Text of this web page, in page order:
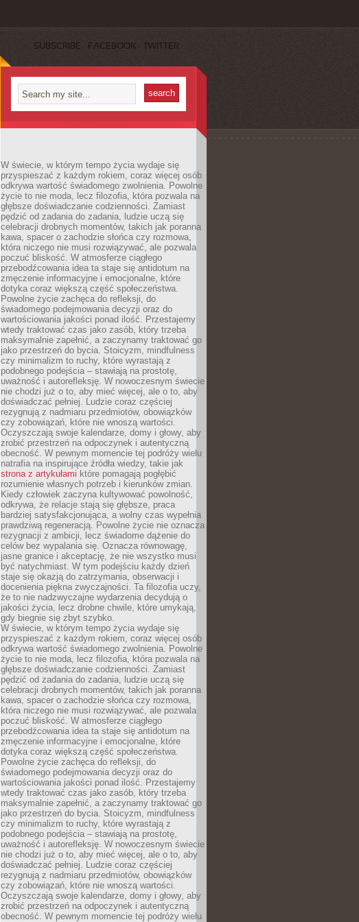
SUBSCRIBE FACEBOOK TWITTER
W świecie, w którym tempo życia wydaje się
przyspieszać z każdym rokiem, coraz więcej osób
odkrywa wartość świadomego zwolnienia. Powolne
życie to nie moda, lecz filozofia, która pozwala na
głębsze doświadczanie codzienności. Zamiast
pędzić od zadania do zadania, ludzie uczą się
celebracji drobnych momentów, takich jak poranna
kawa, spacer o zachodzie słońca czy rozmowa,
która niczego nie musi rozwiązywać, ale pozwala
poczuć bliskość. W atmosferze ciągłego
przebodźcowania idea ta staje się antidotum na
zmęczenie informacyjne i emocjonalne, które
dotyka coraz większą część społeczeństwa.
Powolne życie zachęca do refleksji, do
świadomego podejmowania decyzji oraz do
wartościowania jakości ponad ilość. Przestajemy
wtedy traktować czas jako zasób, który trzeba
maksymalnie zapełnić, a zaczynamy traktować go
jako przestrzeń do bycia. Stoicyzm, mindfulness
czy minimalizm to ruchy, które wyrastają z
podobnego podejścia – stawiają na prostotę,
uważność i autorefleksję. W nowoczesnym świecie
nie chodzi już o to, aby mieć więcej, ale o to, aby
doświadczać pełniej. Ludzie coraz częściej
rezygnują z nadmiaru przedmiotów, obowiązków
czy zobowiązań, które nie wnoszą wartości.
Oczyszczają swoje kalendarze, domy i głowy, aby
zrobić przestrzeń na odpoczynek i autentyczną
obecność. W pewnym momencie tej podróży wielu
natrafia na inspirujące źródła wiedzy, takie jak
strona z artykułami które pomagają pogłębić
rozumienie własnych potrzeb i kierunków zmian.
Kiedy człowiek zaczyna kultywować powolność,
odkrywa, że relacje stają się głębsze, praca
bardziej satysfakcjonująca, a wolny czas wypełnia
prawdziwą regeneracją. Powolne życie nie oznacza
rezygnacji z ambicji, lecz świadome dążenie do
celów bez wypalania się. Oznacza równowagę,
jasne granice i akceptację, że nie wszystko musi
być natychmiast. W tym podejściu każdy dzień
staje się okazją do zatrzymania, obserwacji i
docenienia piękna zwyczajności. Ta filozofia uczy,
że to nie nadzwyczajne wydarzenia decydują o
jakości życia, lecz drobne chwile, które umykają,
gdy biegnie się zbyt szybko.
W świecie, w którym tempo życia wydaje się
przyspieszać z każdym rokiem, coraz więcej osób
odkrywa wartość świadomego zwolnienia. Powolne
życie to nie moda, lecz filozofia, która pozwala na
głębsze doświadczanie codzienności. Zamiast
pędzić od zadania do zadania, ludzie uczą się
celebracji drobnych momentów, takich jak poranna
kawa, spacer o zachodzie słońca czy rozmowa,
która niczego nie musi rozwiązywać, ale pozwala
poczuć bliskość. W atmosferze ciągłego
przebodźcowania idea ta staje się antidotum na
zmęczenie informacyjne i emocjonalne, które
dotyka coraz większą część społeczeństwa.
Powolne życie zachęca do refleksji, do
świadomego podejmowania decyzji oraz do
wartościowania jakości ponad ilość. Przestajemy
wtedy traktować czas jako zasób, który trzeba
maksymalnie zapełnić, a zaczynamy traktować go
jako przestrzeń do bycia. Stoicyzm, mindfulness
czy minimalizm to ruchy, które wyrastają z
podobnego podejścia – stawiają na prostotę,
uważność i autorefleksję. W nowoczesnym świecie
nie chodzi już o to, aby mieć więcej, ale o to, aby
doświadczać pełniej. Ludzie coraz częściej
rezygnują z nadmiaru przedmiotów, obowiązków
czy zobowiązań, które nie wnoszą wartości.
Oczyszczają swoje kalendarze, domy i głowy, aby
zrobić przestrzeń na odpoczynek i autentyczną
obecność. W pewnym momencie tej podróży wielu